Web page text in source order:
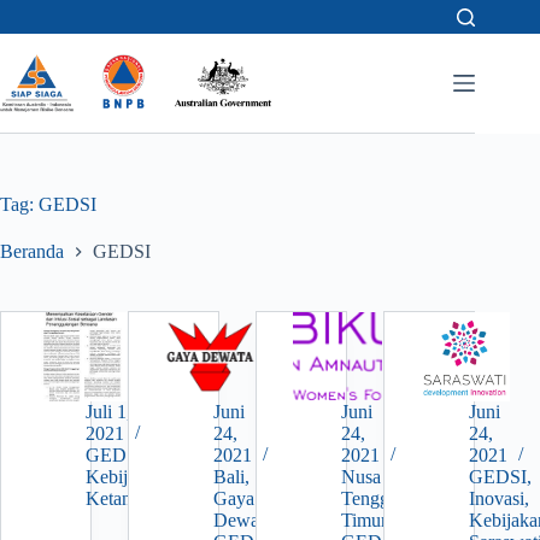
to
content
Tag: GEDSI
Beranda GEDSI
Juli 1,
2021
GEDSI
Kebijakan
Ketangguhan
Juni
24,
2021
Bali,
Gaya
Dewata
Juni
24,
2021
Nusa
Tenggara
Timur
Juni
24,
2021
GEDSI,
Inovasi,